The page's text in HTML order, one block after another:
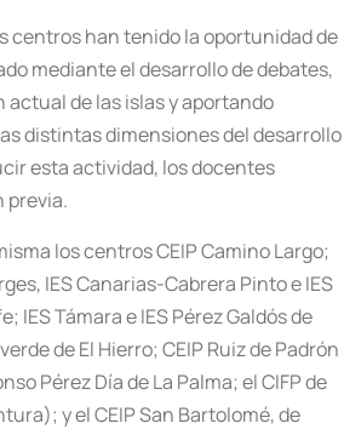
centros han tenido la oportunidad de
mediante el desarrollo de debates,
de las islas y aportando
distintas dimensiones del desarrollo
esta actividad, los docentes
previa.
los centros CEIP Camino Largo;
IES Canarias-Cabrera Pinto e IES
IES Támara e IES Pérez Galdós de
de El Hierro; CEIP Ruiz de Padrón
Pérez Día de La Palma; el CIFP de
y el CEIP San Bartolomé, de